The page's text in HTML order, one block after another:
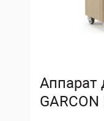
Аппарат
GARCON